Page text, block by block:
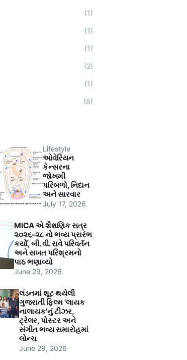
(1)
(1)
(1)
(2)
(1)
(8)
Lifestyle
ઓવેરિયન
કેન્સરના
જોખમી
પરિબળો, નિદાન
અને સારવાર
July 17, 2026
MICA એ શૈક્ષણિક સત્ર
૨૦૨૬-૨૮ નો ભવ્ય પ્રારંભ
કર્યો, બી. વી. રાવે પરિવર્તન
અને સખત પરિશ્રમનો
પાઠ ભણાવ્યો
June 29, 2026
લંડનમાં શૂટ થયેલી
ગુજરાતી ફિલ્મ 'લાયક
નાલાયક'નું ટીઝર,
ટ્રેલર, પોસ્ટર અને
સંગીત ભવ્ય સમારોહમાં
લોન્ચ
June 29, 2026